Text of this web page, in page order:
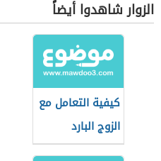
الزوار شاهدوا أيضاً
كيفية التعامل مع
الزوج البارد
والعنيد